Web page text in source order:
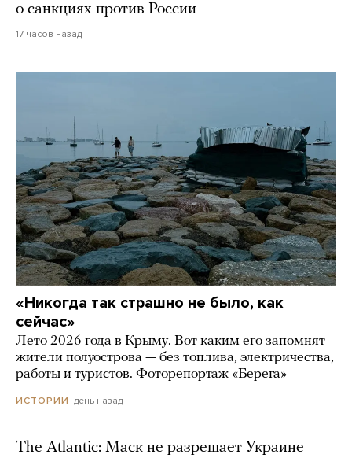
о санкциях против России
17 часов назад
«Никогда так страшно не было, как
сейчас»
Лето 2026 года в Крыму. Вот каким его запомнят
жители полуострова — без топлива, электричества,
работы и туристов. Фоторепортаж «Берега»
ИСТОРИИ день назад
The Atlantic: Маск не разрешает Украине